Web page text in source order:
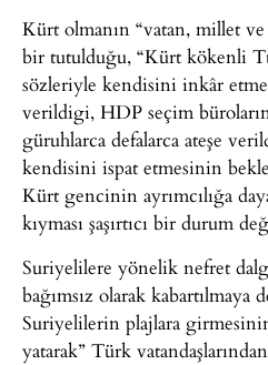
Kürt olmanın “vatan, millet
bir tutulduğu, “Kürt kökenli
sözleriyle kendisini inkâr
verildigi, HDP seçim
güruhlarca defalarca ateşe
kendisini ispat etmesinin
Kürt gencinin ayrımcılığa
kıyması şaşırtıcı bir durum
Suriyelilere yönelik nefret
bağımsız olarak kabartılmaya
Suriyelilerin plajlara
yatarak” Türk